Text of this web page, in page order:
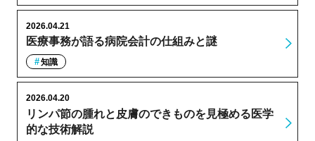
医療事務が語る病院会計の仕組みと謎
2026.04.21
知識
リンパ節の腫れと皮膚のできものを見極める医学
的な技術解説
2026.04.20